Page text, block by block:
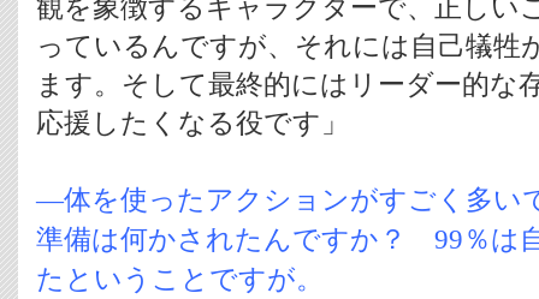
観を象徴するキャラクターで、正しい
っているんですが、それには自己犠牲
ます。そして最終的にはリーダー的な
応援したくなる役です」
―体を使ったアクションがすごく多い
準備は何かされたんですか？ 99％は
たということですが。